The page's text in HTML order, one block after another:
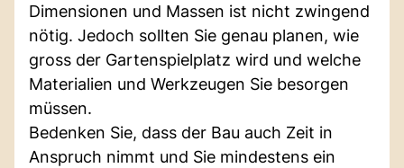
Dimensionen und Massen ist nicht zwingend
nötig. Jedoch sollten Sie genau planen, wie
gross der Gartenspielplatz wird und welche
Materialien und Werkzeugen Sie besorgen
müssen.
Bedenken Sie, dass der Bau auch Zeit in
Anspruch nimmt und Sie mindestens ein